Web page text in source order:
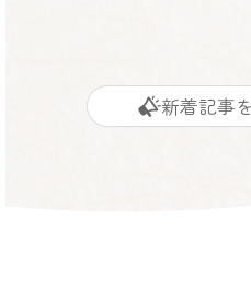
新着記事